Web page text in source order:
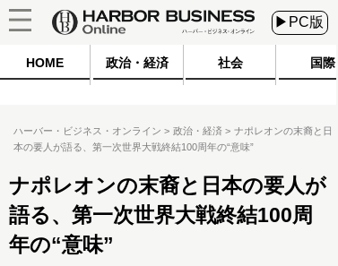
▶PC版
HOME 政治・経済 社会 国際
ハーバー・ビジネス・オンライン 政治・経済
ナポレオンの末裔と日
本の要人が語る、第一次世界大戦終結100周年の“意味”
ナポレオンの末裔と日本の要人が
語る、第一次世界大戦終結100周
年の“意味”